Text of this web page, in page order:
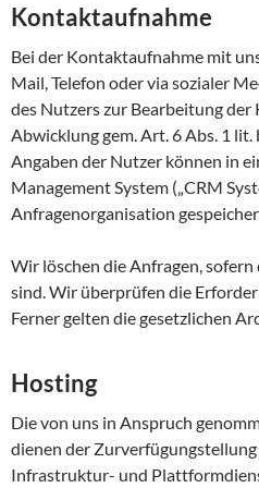
Kontaktaufnahme
Bei der Kontaktaufnahme mit
Mail, Telefon oder via sozialer
des Nutzers zur Bearbeitung
Abwicklung gem. Art. 6 Abs. 1
Angaben der Nutzer können in
Management System („CRM
Anfragenorganisation
Wir löschen die Anfragen,
sind. Wir überprüfen die
Ferner gelten die gesetzlichen
Hosting
Die von uns in Anspruch
dienen der
Infrastruktur- und